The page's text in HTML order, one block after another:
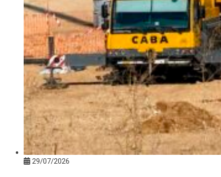
29/07/2026